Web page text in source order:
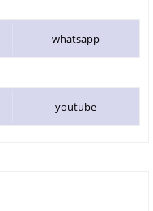
whatsapp
youtube